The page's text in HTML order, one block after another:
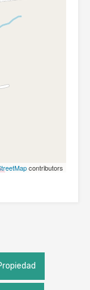
contributors